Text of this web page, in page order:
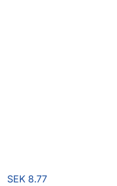
SEK 8.77